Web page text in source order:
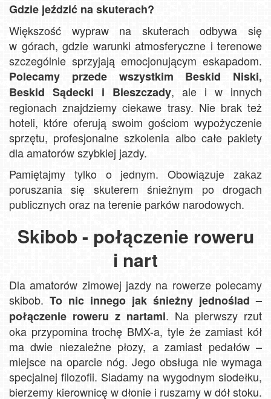
Gdzie jeździć na skuterach?
Większość wypraw na skuterach odbywa się
w górach, gdzie warunki atmosferyczne i terenowe
szczególnie sprzyjają emocjonującym eskapadom.
Polecamy przede wszystkim Beskid Niski,
Beskid Sądecki i Bieszczady, ale i w innych
regionach znajdziemy ciekawe trasy. Nie brak też
hoteli, które oferują swoim gościom wypożyczenie
sprzętu, profesjonalne szkolenia albo całe pakiety
dla amatorów szybkiej jazdy.
Pamiętajmy tylko o jednym. Obowiązuje zakaz
poruszania się skuterem śnieżnym po drogach
publicznych oraz na terenie parków narodowych.
Skibob - połączenie roweru
i nart
Dla amatorów zimowej jazdy na rowerze polecamy
skibob. To nic innego jak śnieżny jednoślad –
połączenie roweru z nartami. Na pierwszy rzut
oka przypomina trochę BMX-a, tyle że zamiast kół
ma dwie niezależne płozy, a zamiast pedałów –
miejsce na oparcie nóg. Jego obsługa nie wymaga
specjalnej filozofii. Siadamy na wygodnym siodełku,
bierzemy kierownicę w dłonie i ruszamy w dół stoku.